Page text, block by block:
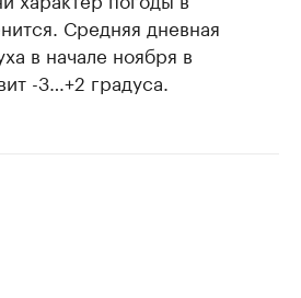
Средняя дневная
в начале ноября в
-3…+2 градуса.